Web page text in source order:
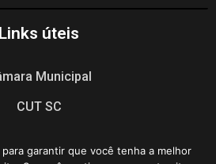
Links úteis
Municipal
CUT SC
garantir que você tenha a melhor